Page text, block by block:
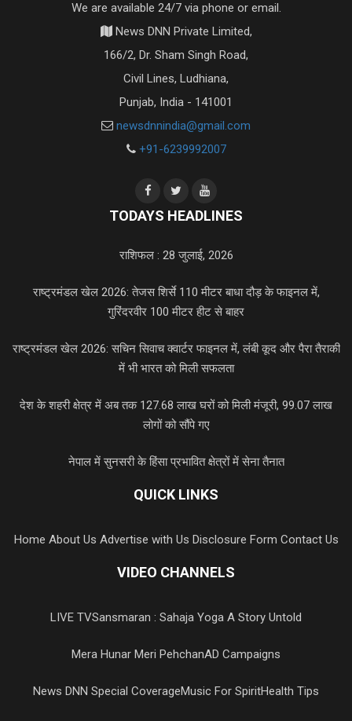
We are available 24/7 via phone or email.
News DNN Private Limited,
166/2, Dr. Sham Singh Road,
Civil Lines, Ludhiana,
Punjab, India - 141001
newsdnnindia@gmail.com
+91-6239992007
TODAYS HEADLINES
राशिफल : 28 जुलाई, 2026
राष्ट्रमंडल खेल 2026: तेजस शिर्से 110 मीटर बाधा दौड़ के फाइनल में,
गुरिंदरवीर 100 मीटर हीट से बाहर
राष्ट्रमंडल खेल 2026: सचिन सिवाच क्वार्टर फाइनल में, लंबी कूद और पैरा तैराकी
में भी भारत को मिली सफलता
देश के शहरी क्षेत्र में अब तक 127.68 लाख घरों को मिली मंजूरी, 99.07 लाख
लोगों को सौंपे गए
नेपाल में सुनसरी के हिंसा प्रभावित क्षेत्रों में सेना तैनात
QUICK LINKS
Home About Us Advertise with Us Disclosure Form Contact Us
VIDEO CHANNELS
LIVE TVSansmaran : Sahaja Yoga A Story Untold
Mera Hunar Meri PehchanAD Campaigns
News DNN Special CoverageMusic For SpiritHealth Tips